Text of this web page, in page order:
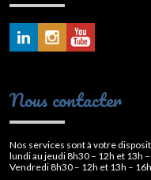
Nous contacter
Nos services sont à votre
lundi au jeudi 8h30 – 12h et 13h
Vendredi 8h30 – 12h et 13h –